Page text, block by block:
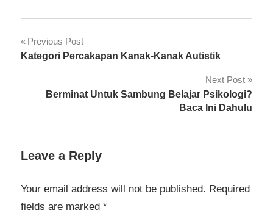
Post
Previous Post
Kategori Percakapan Kanak-Kanak Autistik
Next Post
Berminat Untuk Sambung Belajar Psikologi?
Baca Ini Dahulu
Leave a Reply
Your email address will not be published. Required
fields are marked *